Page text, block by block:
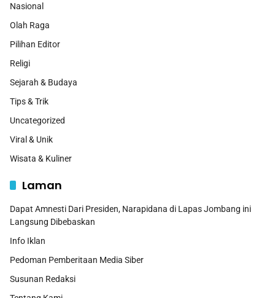
Nasional
Olah Raga
Pilihan Editor
Religi
Sejarah & Budaya
Tips & Trik
Uncategorized
Viral & Unik
Wisata & Kuliner
Laman
Dapat Amnesti Dari Presiden, Narapidana di Lapas Jombang ini
Langsung Dibebaskan
Info Iklan
Pedoman Pemberitaan Media Siber
Susunan Redaksi